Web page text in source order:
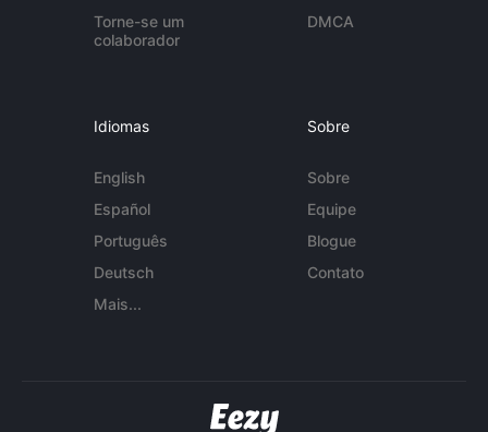
Torne-se um
colaborador
DMCA
Idiomas
English
Español
Português
Deutsch
Mais...
Sobre
Sobre
Equipe
Blogue
Contato